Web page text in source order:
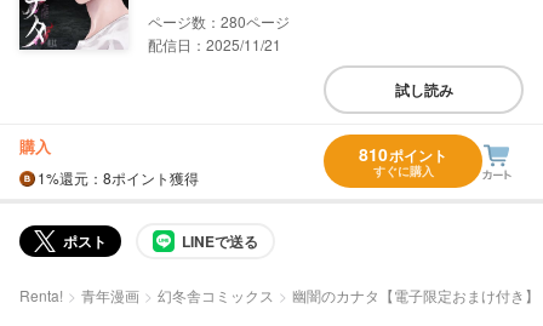
280
配信日：2025/11/21
試し読み
購入
1%還元 ：8ポイント獲得
810ポイント
すぐに購入
ポスト LINEで送る
Renta! 青年漫画 幻冬舎コミックス 幽闇のカナタ【電子限定おまけ付き】